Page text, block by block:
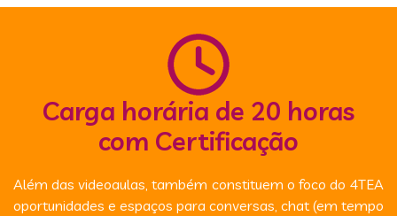
Carga horária de 20 horas
com Certificação
Além das videoaulas, também constituem o foco do 4TEA
oportunidades e espaços para conversas, chat (em tempo